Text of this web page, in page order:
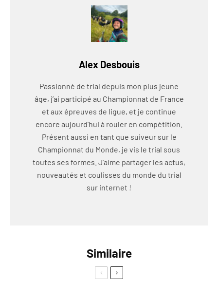
Alex Desbouis
Passionné de trial depuis mon plus jeune
âge, j’ai participé au Championnat de France
et aux épreuves de ligue, et je continue
encore aujourd’hui à rouler en compétition.
Présent aussi en tant que suiveur sur le
Championnat du Monde, je vis le trial sous
toutes ses formes. J’aime partager les actus,
nouveautés et coulisses du monde du trial
sur internet !
Similaire